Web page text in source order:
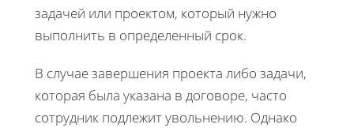
задачей или проектом, который нужно
выполнить в определенный срок.
В случае завершения проекта либо задачи,
которая была указана в договоре, часто
сотрудник подлежит увольнению. Однако